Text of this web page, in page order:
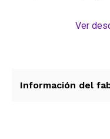
figura miniatura
elemento ideal
Ver
Información del